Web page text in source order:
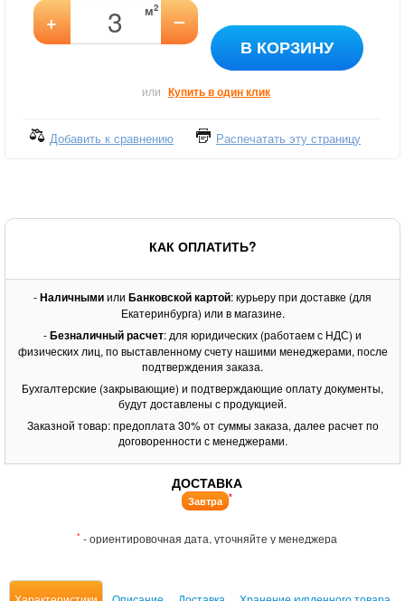
+ м2 –
В КОРЗИНУ
или Купить в один клик
Добавить к сравнению Распечатать эту страницу
КАК ОПЛАТИТЬ?
-Наличнымиили Банковской картой: курьеру при доставке (для
Екатеринбурга) или в магазине.
-Безналичный расчет: для юридических (работаем с НДС) и
физических лиц, по выставленному счету нашими менеджерами, после
подтверждения заказа.
Бухгалтерские (закрывающие) и подтверждающие оплату документы,
будут доставлены с продукцией.
Заказной товар: предоплата 30% от суммы заказа, далее расчет по
договоренности с менеджерами.
ДОСТАВКА
Завтра *
* - ориентировочная дата, уточняйте у менеджера